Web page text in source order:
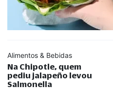
Alimentos & Bebidas
Na Chipotle, quem
pediu jalapeño levou
Salmonella